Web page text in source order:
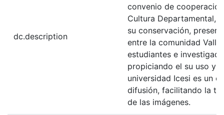
dc.description
convenio de
Cultura Departamental,
su conservación,
entre la comunidad
estudiantes e
propiciando el su uso y
universidad Icesi es un
difusión, facilitando la
de las imágenes.